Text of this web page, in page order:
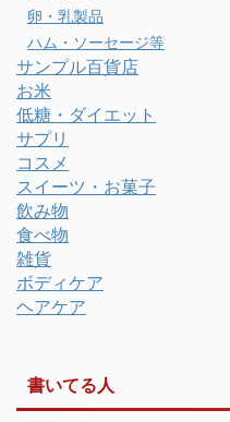
卵・乳製品
ハム・ソーセージ等
サンプル百貨店
お米
低糖・ダイエット
サプリ
コスメ
スイーツ・お菓子
飲み物
食べ物
雑貨
ボディケア
ヘアケア
書いてる人